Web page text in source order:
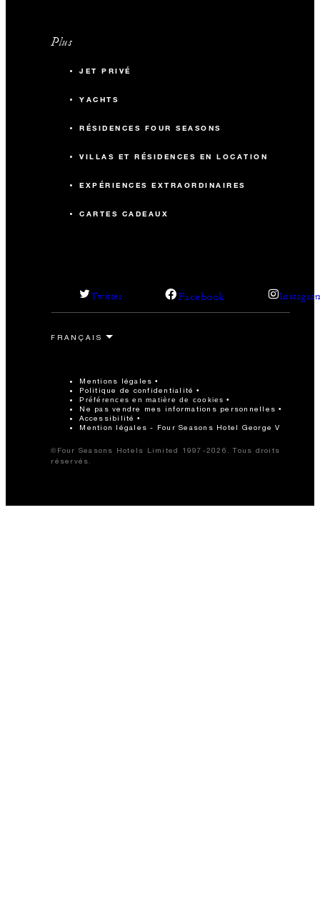
Plus
JET PRIVÉ
YACHTS
RÉSIDENCES FOUR SEASONS
VILLAS ET RÉSIDENCES EN LOCATION
EXPÉRIENCES EXTRAORDINAIRES
CARTES CADEAUX
Twitter Facebook
Mentions légales
Politique de confidentialité
Préférences en matière de cookies
Ne pas vendre mes informations personnelles
Accessibilité
Mention légales - Four Seasons Hotel George V
©Four Seasons Hotels Limited 1997-2026. Tous droits
réservés.